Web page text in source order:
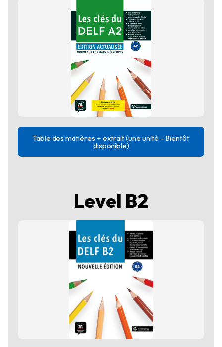
Table des matières + extrait (une unité - Bientôt
disponible)
Level B2